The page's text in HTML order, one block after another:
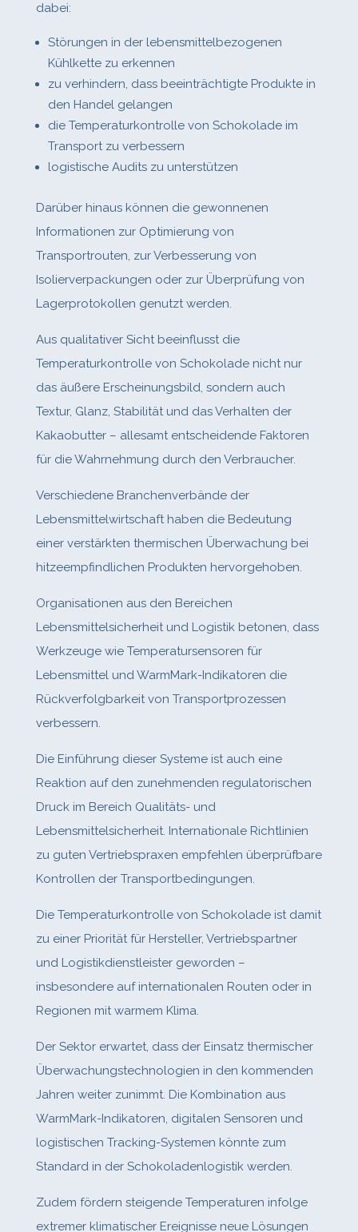
dabei:
Störungen in der lebensmittelbezogenen
Kühlkette zu erkennen
zu verhindern, dass beeinträchtigte Produkte in
den Handel gelangen
die Temperaturkontrolle von Schokolade im
Transport zu verbessern
logistische Audits zu unterstützen
Darüber hinaus können die gewonnenen
Informationen zur Optimierung von
Transportrouten, zur Verbesserung von
Isolierverpackungen oder zur Überprüfung von
Lagerprotokollen genutzt werden.
Aus qualitativer Sicht beeinflusst die
Temperaturkontrolle von Schokolade nicht nur
das äußere Erscheinungsbild, sondern auch
Textur, Glanz, Stabilität und das Verhalten der
Kakaobutter – allesamt entscheidende Faktoren
für die Wahrnehmung durch den Verbraucher.
Verschiedene Branchenverbände der
Lebensmittelwirtschaft haben die Bedeutung
einer verstärkten thermischen Überwachung bei
hitzeempfindlichen Produkten hervorgehoben.
Organisationen aus den Bereichen
Lebensmittelsicherheit und Logistik betonen, dass
Werkzeuge wie Temperatursensoren für
Lebensmittel und WarmMark‑Indikatoren die
Rückverfolgbarkeit von Transportprozessen
verbessern.
Die Einführung dieser Systeme ist auch eine
Reaktion auf den zunehmenden regulatorischen
Druck im Bereich Qualitäts- und
Lebensmittelsicherheit. Internationale Richtlinien
zu guten Vertriebspraxen empfehlen überprüfbare
Kontrollen der Transportbedingungen.
Die Temperaturkontrolle von Schokolade ist damit
zu einer Priorität für Hersteller, Vertriebspartner
und Logistikdienstleister geworden –
insbesondere auf internationalen Routen oder in
Regionen mit warmem Klima.
Der Sektor erwartet, dass der Einsatz thermischer
Überwachungstechnologien in den kommenden
Jahren weiter zunimmt. Die Kombination aus
WarmMark‑Indikatoren, digitalen Sensoren und
logistischen Tracking‑Systemen könnte zum
Standard in der Schokoladenlogistik werden.
Zudem fördern steigende Temperaturen infolge
extremer klimatischer Ereignisse neue Lösungen